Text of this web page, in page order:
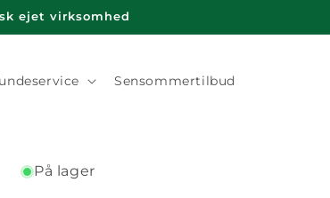
ejet virksomhed
Sensommertilbud
På lager